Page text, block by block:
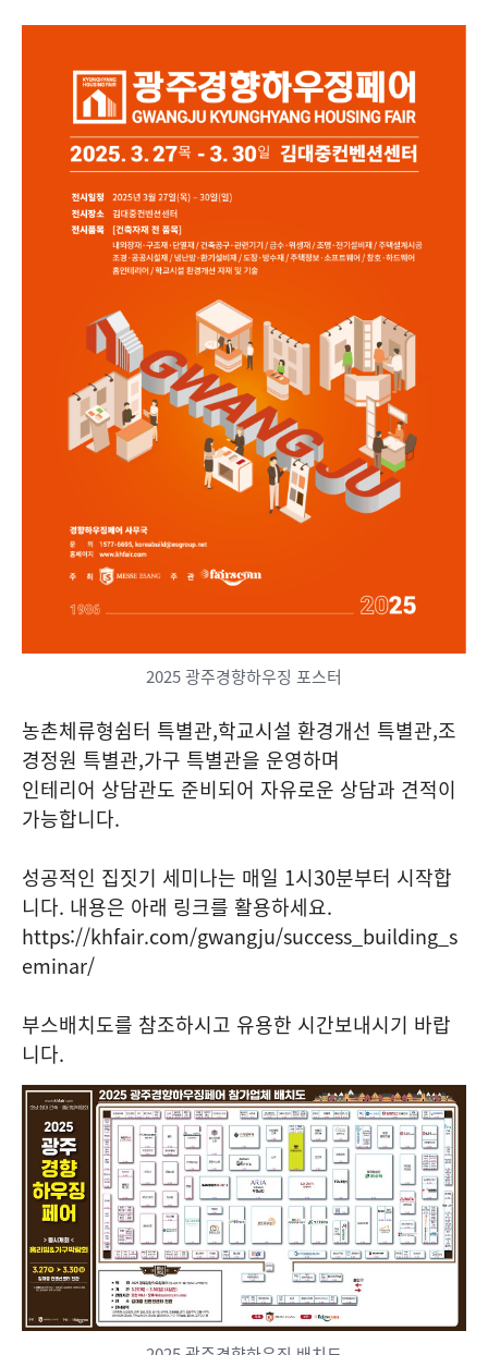
2025 광주경향하우징 포스터
농촌체류형쉼터 특별관,학교시설 환경개선 특별관,조
경정원 특별관,가구 특별관을 운영하며
인테리어 상담관도 준비되어 자유로운 상담과 견적이
가능합니다.
성공적인 집짓기 세미나는 매일 1시30분부터 시작합
니다. 내용은 아래 링크를 활용하세요.
https://khfair.com/gwangju/success_building_s
eminar/
부스배치도를 참조하시고 유용한 시간보내시기 바랍
니다.